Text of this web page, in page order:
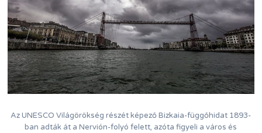
Az UNESCO Világörökség részét képező Bizkaia-függőhidat 1893-
ban adták át a Nervión-folyó felett, azóta figyeli a város és